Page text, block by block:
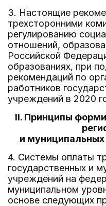
3. Настоящие
трехсторонними
регулированию
отношений,
Российской
образованиях, при
рекомендаций по
работников
учреждений в 2020
II. Принципы
и
4. Системы оплаты
государственных и
учреждений на
муниципальном
основе следующих